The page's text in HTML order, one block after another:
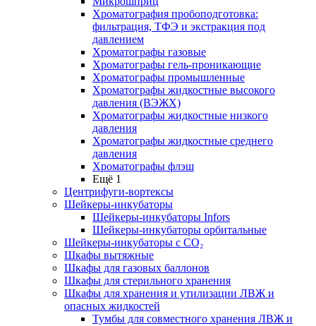
Хроматография пробоподготовка:
фильтрация, ТФЭ и экстракция под
давлением
Хроматографы газовые
Хроматографы гель-проникающие
Хроматографы промышленные
Хроматографы жидкостные высокого
давления (ВЭЖХ)
Хроматографы жидкостные низкого
давления
Хроматографы жидкостные среднего
давления
Хроматографы флэш
Ещё 1
Центрифуги-вортексы
Шейкеры-инкубаторы
Шейкеры-инкубаторы Infors
Шейкеры-инкубаторы орбитальные
Шейкеры-инкубаторы с CО₂
Шкафы вытяжные
Шкафы для газовых баллонов
Шкафы для стерильного хранения
Шкафы для хранения и утилизации ЛВЖ и
опасных жидкостей
Тумбы для совместного хранения ЛВЖ и